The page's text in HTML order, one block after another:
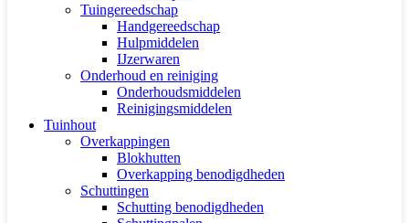
Tuingereedschap
Handgereedschap
Hulpmiddelen
IJzerwaren
Onderhoud en reiniging
Onderhoudsmiddelen
Reinigingsmiddelen
Tuinhout
Overkappingen
Blokhutten
Overkapping benodigdheden
Schuttingen
Schutting benodigdheden